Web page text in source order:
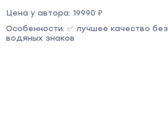
Цена у автора: 19990 ₽
Особенности: ✅ лучшее качество без
водяных знаков